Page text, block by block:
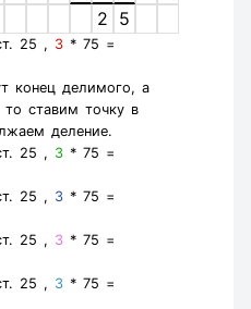
2 5
25 , 3* 75 =
конец делимого, а
то ставим точку в
деление.
25 , 3* 75 =
25 , 3* 75 =
25 , 3* 75 =
25 , 3* 75 =